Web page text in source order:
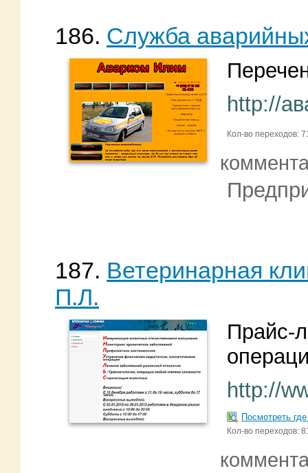
186. Служба
http://
Кол-во переходов:
187. Ветеринарная
П.Л.
Прайс-
http://
Посмотреть
Кол-во переходов: